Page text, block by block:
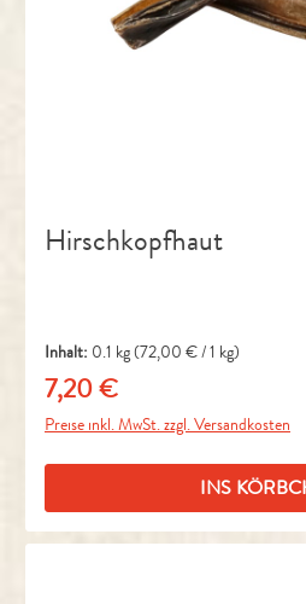
Hirschkopfhaut
Inhalt: 0.1 kg(72,00 € / 1 kg)
Regulärer Preis:
7,20 €
Preise inkl. MwSt. zzgl. Versandkosten
INS